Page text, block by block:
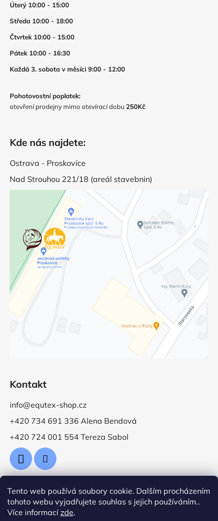
Tento web používá soubory cookie. Dalším procházením
tohoto webu vyjadřujete souhlas s jejich používáním..
Více informacízde.
Úterý 10:00 - 15:00
Středa 10:00 - 18:00
Čtvrtek 10:00 - 15:00
Pátek 10:00 - 16:30
Každá 3. sobota v měsíci 9:00 - 12:00
Pohotovostní poplatek:
otevření prodejny mimo otevírací dobu 250Kč
Kde nás najdete:
Ostrava - Proskovice
Nad Strouhou 221/18 (areál stavebnin)
Kontakt
info@equtex-shop.cz
+420 734 691 336 Alena Bendová
+420 724 001 554 Tereza Sabol
Přijímáme online platby